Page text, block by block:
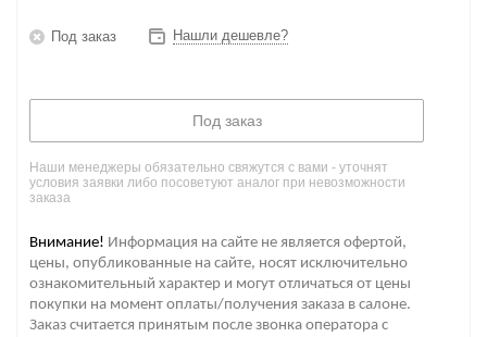
Под заказ Нашли дешевле?
Под заказ
Наши менеджеры обязательно свяжутся с вами - уточнят
условия заявки либо посоветуют аналог при невозможности
заказа
Внимание! Информация на сайте не является офертой,
цены, опубликованные на сайте, носят исключительно
ознакомительный характер и могут отличаться от цены
покупки на момент оплаты/получения заказа в салоне.
Заказ считается принятым после звонка оператора с